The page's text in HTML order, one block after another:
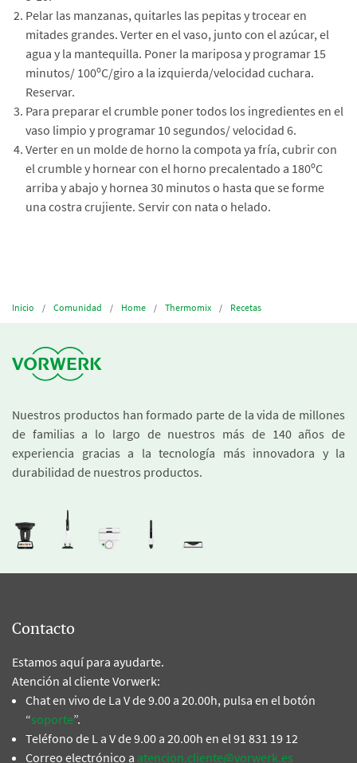
Pelar las manzanas, quitarles las pepitas y trocear en
mitades grandes. Verter en el vaso, junto con el azúcar, el
agua y la mantequilla. Poner la mariposa y programar 15
minutos/ 100ºC/giro a la izquierda/velocidad cuchara.
Reservar.
Para preparar el crumble poner todos los ingredientes en el
vaso limpio y programar 10 segundos/ velocidad 6.
Verter en un molde de horno la compota ya fría, cubrir con
el crumble y hornear con el horno precalentado a 180ºC
arriba y abajo y hornea 30 minutos o hasta que se forme
una costra crujiente. Servir con nata o helado.
Inicio Comunidad Home Thermomix Recetas
Nuestros productos han formado parte de la vida de millones
de familias a lo largo de nuestros más de 140 años de
experiencia gracias a la tecnología más innovadora y la
durabilidad de nuestros productos.
Contacto
Estamos aquí para ayudarte.
Atención al cliente Vorwerk:
Chat en vivo de La V de 9.00 a 20.00h, pulsa en el botón
“soporte”.
Teléfono de L a V de 9.00 a 20.00h en el 91 831 19 12
Correo electrónico a atencion.cliente@vorwerk.es